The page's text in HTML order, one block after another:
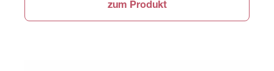
zum Produkt